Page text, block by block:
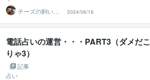
チーズの飼い主
インバスケット
演習講師
2024/06/16
電話占いの運営・・・PART3（ダメだこ
りゃ3）
記事
占い